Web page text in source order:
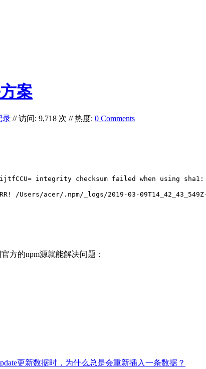
案
录 // 访问: 9,718 次 // 热度: 0 Comments
integrity checksum failed when using sha1:
acer/.npm/_logs/2019-03-09T14_42_43_549Z-
方的npm源就能解决问题：
更新数据时，为什么总是会重新插入一条数据？